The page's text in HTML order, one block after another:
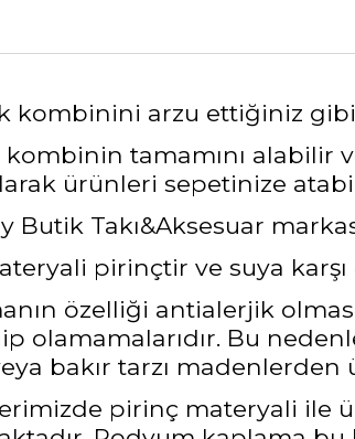
kombinini arzu ettiğiniz gibi
tamamını alabilir
ürünleri sepetinize
Butik Takı&Aksesuar
pirinçtir ve suya karşı
özelliği antialerjik
olamamalarıdır. Bu
bakır tarzı madenlerden
pirinç materyali ile